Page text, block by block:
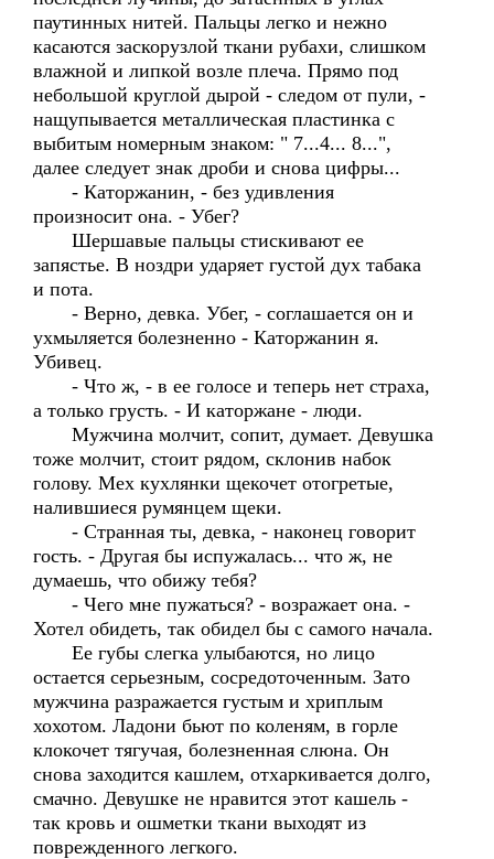
паутинных нитей. Пальцы легко и нежно
касаются заскорузлой ткани рубахи, слишком
влажной и липкой возле плеча. Прямо под
небольшой круглой дырой - следом от пули, -
нащупывается металлическая пластинка с
выбитым номерным знаком: " 7...4... 8...",
далее следует знак дроби и снова цифры...
- Каторжанин, - без удивления
произносит она. - Убег?
Шершавые пальцы стискивают ее
запястье. В ноздри ударяет густой дух табака
и пота.
- Верно, девка. Убег, - соглашается он и
ухмыляется болезненно - Каторжанин я.
Убивец.
- Что ж, - в ее голосе и теперь нет страха,
а только грусть. - И каторжане - люди.
Мужчина молчит, сопит, думает. Девушка
тоже молчит, стоит рядом, склонив набок
голову. Мех кухлянки щекочет отогретые,
налившиеся румянцем щеки.
- Странная ты, девка, - наконец говорит
гость. - Другая бы испужалась... что ж, не
думаешь, что обижу тебя?
- Чего мне пужаться? - возражает она. -
Хотел обидеть, так обидел бы с самого начала.
Ее губы слегка улыбаются, но лицо
остается серьезным, сосредоточенным. Зато
мужчина разражается густым и хриплым
хохотом. Ладони бьют по коленям, в горле
клокочет тягучая, болезненная слюна. Он
снова заходится кашлем, отхаркивается долго,
смачно. Девушке не нравится этот кашель -
так кровь и ошметки ткани выходят из
поврежденного легкого.